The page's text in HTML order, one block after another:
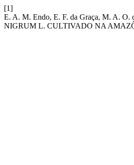
[1]
E. A. M. Endo, E. F. da Graça, M. A.
NIGRUM L. CULTIVADO NA